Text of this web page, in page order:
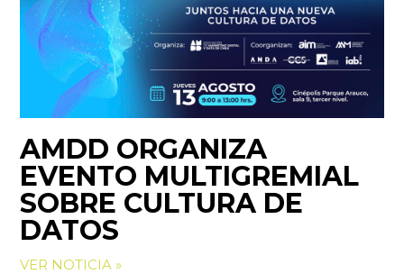
AMDD ORGANIZA
EVENTO MULTIGREMIAL
SOBRE CULTURA DE
DATOS
VER NOTICIA »